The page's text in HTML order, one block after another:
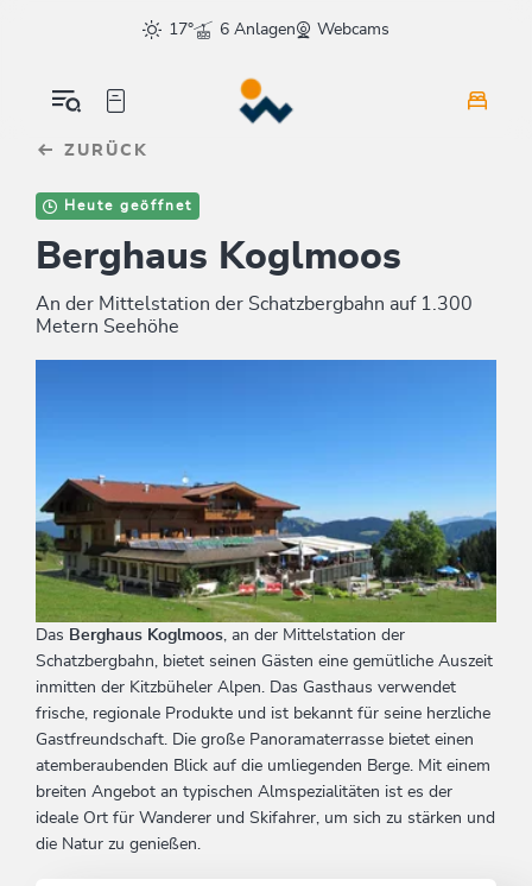
sr.skip-to.main-content
sr.skip-to.table-of-contents
sr.skip-to.main-navigation
17°
6 Anlagen Webcams
ZURÜCK
Heute geöffnet
Berghaus Koglmoos
An der Mittelstation der Schatzbergbahn auf 1.300
Metern Seehöhe
Das Berghaus Koglmoos, an der Mittelstation der
Schatzbergbahn, bietet seinen Gästen eine gemütliche Auszeit
inmitten der Kitzbüheler Alpen. Das Gasthaus verwendet
frische, regionale Produkte und ist bekannt für seine herzliche
Gastfreundschaft. Die große Panoramaterrasse bietet einen
atemberaubenden Blick auf die umliegenden Berge. Mit einem
breiten Angebot an typischen Almspezialitäten ist es der
ideale Ort für Wanderer und Skifahrer, um sich zu stärken und
die Natur zu genießen.